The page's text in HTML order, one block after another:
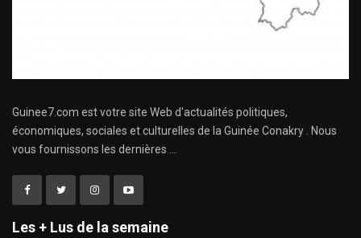
Guinee7.com est votre site Web d'actualités politiques,
économiques, sociales et culturelles de la Guinée Conakry . Nous
vous fournissons les dernières ...
Les + Lus de la semaine